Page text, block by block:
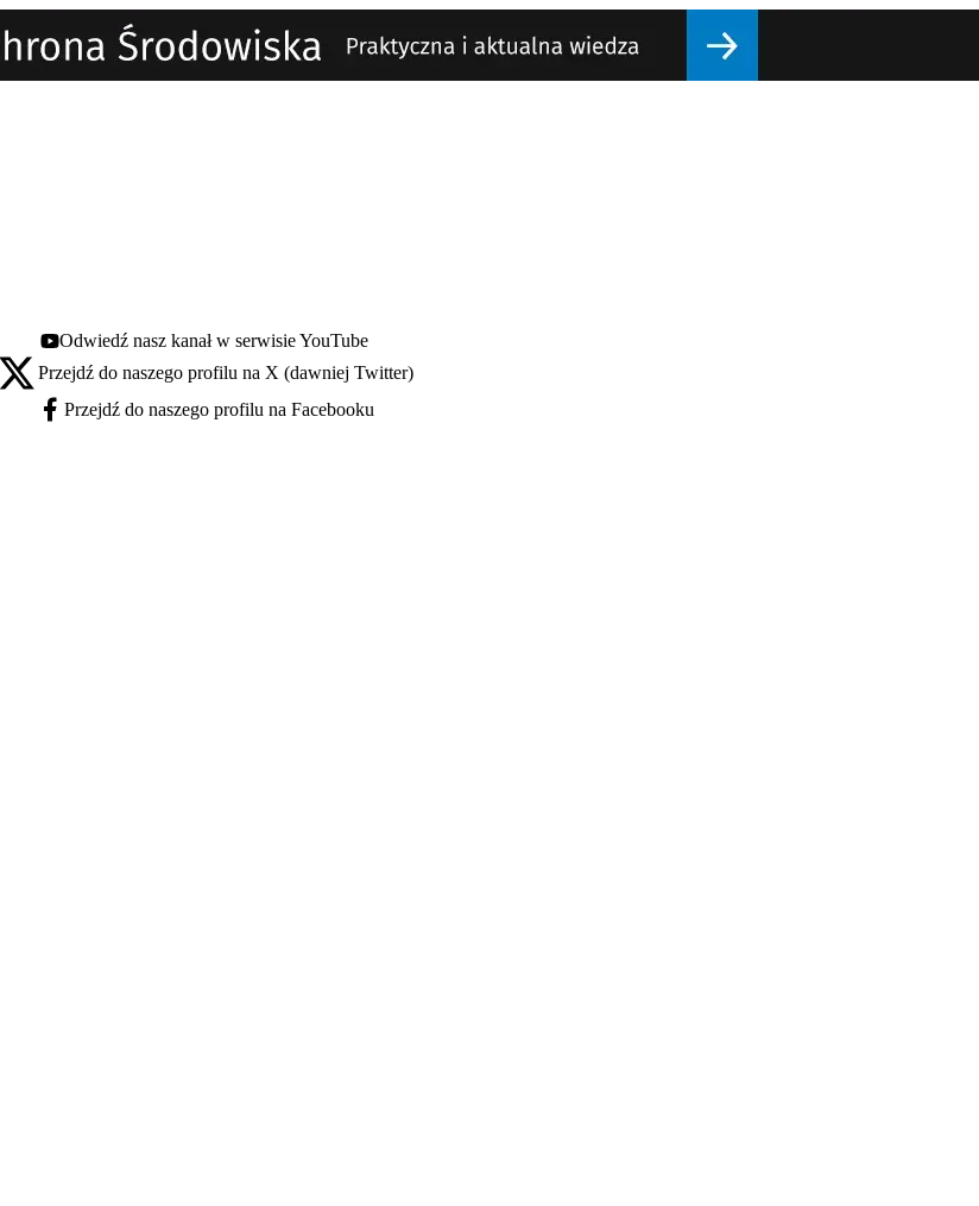
Youtube - otwiera się w nowej karcie
Odwiedź nasz kanał w serwisie YouTube
X - otwiera się w nowej karcie
Przejdź do naszego profilu na X (dawniej Twitter)
Facebook - otwiera się w nowej karcie
Przejdź do naszego profilu na Facebooku